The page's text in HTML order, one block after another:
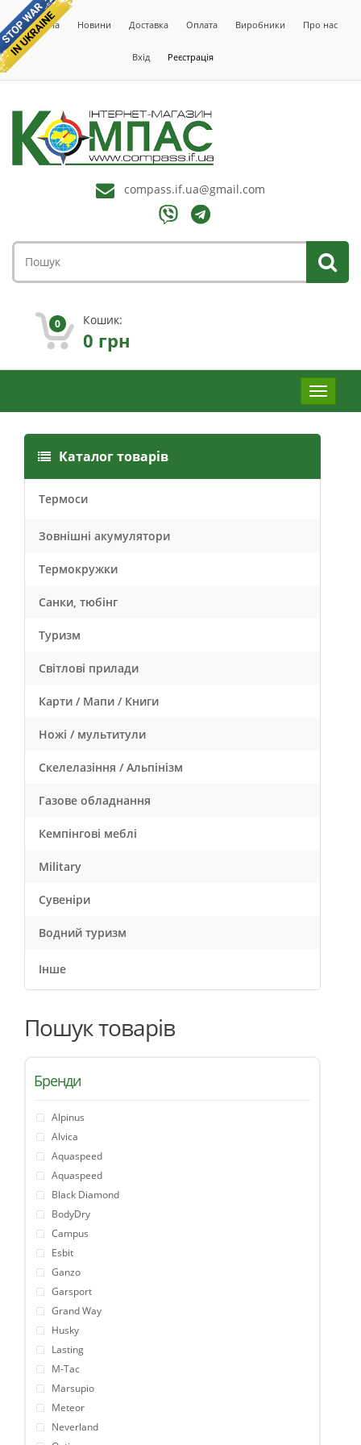
Головна Новини Доставка Оплата Виробники Про нас
Вхід Реєстрація
compass.if.ua@gmail.com
0 Кошик:
0 грн
Меню
Каталог товарів
Термоси
Зовнішні акумулятори
Термокружки
Санки, тюбінг
Туризм
Світлові прилади
Карти / Мапи / Книги
Ножі / мультитули
Скелелазіння / Альпінізм
Газове обладнання
Кемпінгові меблі
Military
Сувеніри
Водний туризм
Інше
Пошук товарів
Бренди
Alpinus
Alvica
Aquaspeed
Aquaspeed
Black Diamond
BodyDry
Campus
Esbit
Ganzo
Garsport
Grand Way
Husky
Lasting
M-Tac
Marsupio
Meteor
Neverland